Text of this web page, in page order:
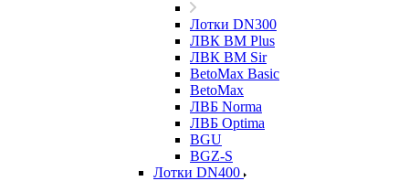
Лотки DN300
ЛВК ВМ Plus
ЛВК ВМ Sir
BetoMax Basic
BetoMax
ЛВБ Norma
ЛВБ Optima
BGU
BGZ-S
Лотки DN400